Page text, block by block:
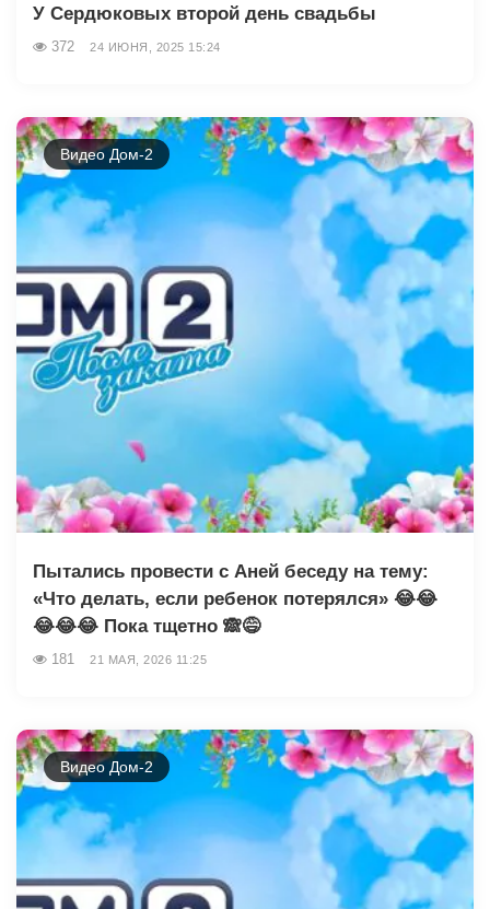
У Сердюковых второй день свадьбы
372 24 ИЮНЯ, 2025 15:24
Видео Дом-2
Пытались провести с Аней беседу на тему:
«Что делать, если ребенок потерялся» 😂😂
😂😂😂 Пока тщетно 🙈😅
181 21 МАЯ, 2026 11:25
Видео Дом-2